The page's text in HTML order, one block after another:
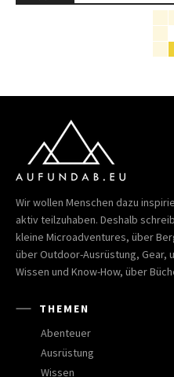
Wir wollen Menschen dazu
aktiv teilzuhaben. Deshalb
kleine Microadventures, über
über Outdoor-Ausrüstung, Gear,
Wissen und Know-How, über
THEMEN
Abenteuer
Ausrüstung
Wissen